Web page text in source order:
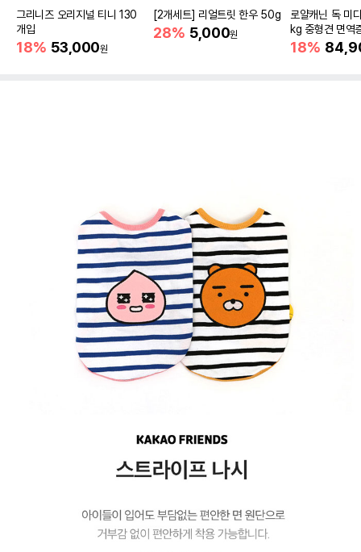
그리니즈 오리지널 티니 130
개입
18% 53,000원
[2개세트] 리얼트릿 한우 50g
28% 5,000원
로얄캐닌 독 미
kg 중형견 면역
18%